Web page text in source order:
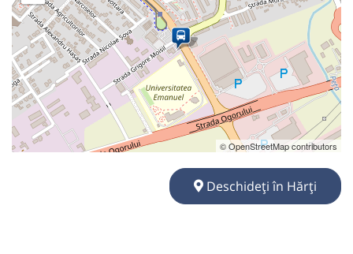
© OpenStreetMap contributors
Deschideți în Hărți